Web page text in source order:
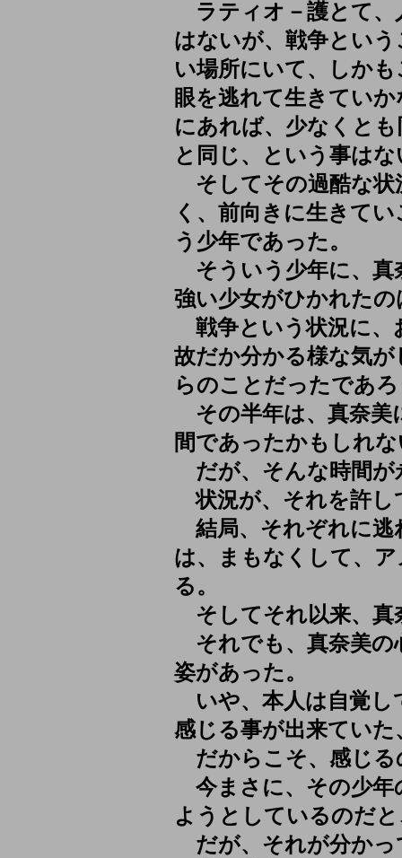
ラティオ－護とて、
はないが、戦争とい
い場所にいて、しか
眼を逃れて生きてい
にあれば、少なくと
と同じ、という事はな
そしてその過酷な状
く、前向きに生きて
う少年であった。
そういう少年に、真
強い少女がひかれた
戦争という状況に、
故だか分かる様な気
らのことだったであ
その半年は、真奈美
間であったかもしれ
だが、そんな時間が
状況が、それを許し
結局、それぞれに逃
は、まもなくして、
る。
そしてそれ以来、真
それでも、真奈美の
姿があった。
いや、本人は自覚し
感じる事が出来てい
だからこそ、感じる
今まさに、その少年
ようとしているのだ
だが、それが分かっ